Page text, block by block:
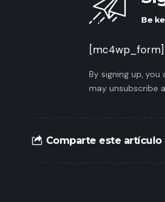
Be
[mc4wp_form]
By signing up, you
may unsubscribe
Comparte este artículo